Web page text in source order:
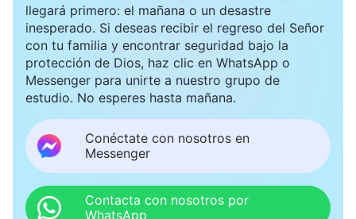
problemas y había sermoneado a otras personas
de una forma condescendiente. Sus sermones
habían provocado que algunos de los hermanos
y hermanas vivieran en un estado de negatividad
Posteriormente, Han Bing fue reemplazada.
Después de eso, se había negado a reflexionar y
a conocerse a sí misma y había seguido
llegará primero: el mañana o un desastre
inesperado. Si deseas recibir el regreso del Señor
con tu familia y encontrar seguridad bajo la
protección de Dios, haz clic en WhatsApp o
Messenger para unirte a nuestro grupo de
estudio. No esperes hasta mañana.
Conéctate con nosotros en
Messenger
Contacta con nosotros por
WhatsApp